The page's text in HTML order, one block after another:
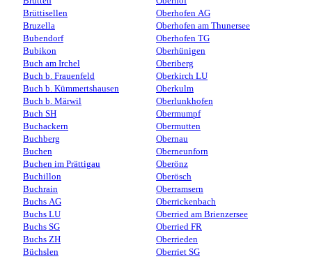
Brüttisellen
Bruzella
Bubendorf
Bubikon
Buch am Irchel
Buch b. Frauenfeld
Buch b. Kümmertshausen
Buch b. Märwil
Buch SH
Buchackern
Buchberg
Buchen
Buchen im Prättigau
Buchillon
Buchrain
Buchs AG
Buchs LU
Buchs SG
Buchs ZH
Büchslen
Oberhofen AG
Oberhofen am Thunersee
Oberhofen TG
Oberhünigen
Oberiberg
Oberkirch LU
Oberkulm
Oberlunkhofen
Obermumpf
Obermutten
Obernau
Oberneunforn
Oberönz
Oberösch
Oberramsern
Oberrickenbach
Oberried am Brienzersee
Oberried FR
Oberrieden
Oberriet SG